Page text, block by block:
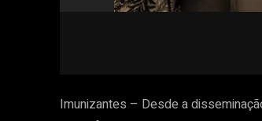
Imunizantes – Desde a